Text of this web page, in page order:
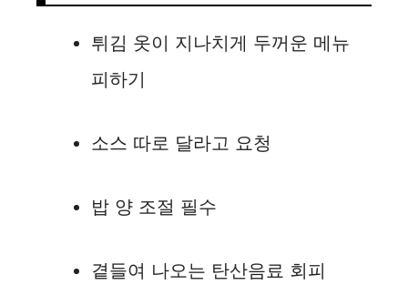
튀김 옷이 지나치게 두꺼운 메뉴
피하기
소스 따로 달라고 요청
밥 양 조절 필수
곁들여 나오는 탄산음료 회피